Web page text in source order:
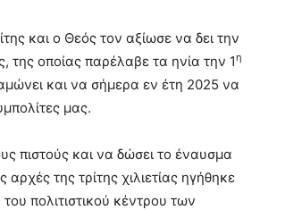
και ο Θεός τον αξίωσε να δει την
της οποίας παρέλαβε τα ηνία την 1η
και να σήμερα εν έτη 2025 να
μας.
πιστούς και να δώσει το έναυσμα
αρχές της τρίτης χιλιετίας ηγήθηκε
πολιτιστικού κέντρου των